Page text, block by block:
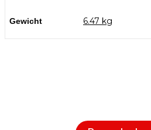
Gewicht 6.47 kg